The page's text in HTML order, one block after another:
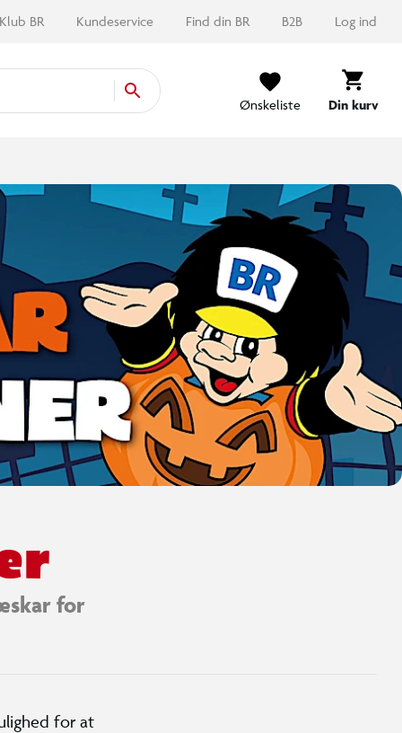
Klub BR Kundeservice Find din BR B2B Log ind
Ønskeliste Din kurv
for
for at